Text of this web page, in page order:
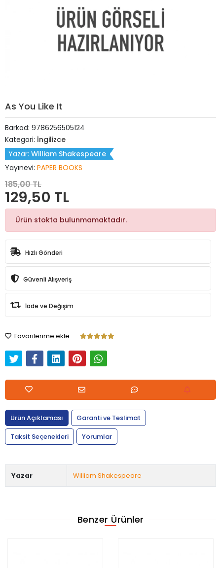
As You Like It
Barkod: 9786256505124
Kategori: İngilizce
Yazar: William Shakespeare
Yayınevi: PAPER BOOKS
185,00 TL
129,50 TL
Ürün stokta bulunmamaktadır.
Hızlı Gönderi
Güvenli Alışveriş
İade ve Değişim
Favorilerime ekle
Ürün Açıklaması
Garanti ve Teslimat
Taksit Seçenekleri
Yorumlar
Yazar William Shakespeare
Benzer Ürünler